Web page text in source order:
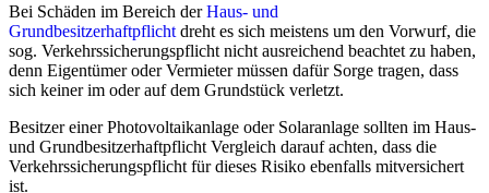
Bei Schäden im Bereich derHaus- und
Grundbesitzerhaftpflicht dreht es sich meistens um den Vorwurf, die
sog. Verkehrssicherungspflicht nicht ausreichend beachtet zu haben,
denn Eigentümer oder Vermieter müssen dafür Sorge tragen, dass
sich keiner im oder auf dem Grundstück verletzt.
Besitzer einer Photovoltaikanlage oder Solaranlage sollten im Haus-
und Grundbesitzerhaftpflicht Vergleich darauf achten, dass die
Verkehrssicherungspflicht für dieses Risiko ebenfalls mitversichert
ist.